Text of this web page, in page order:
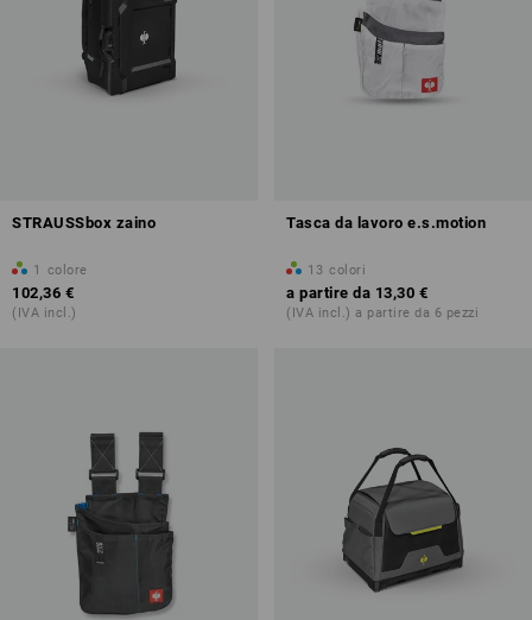
STRAUSSbox zaino
1 colore
102,36 €
(IVA incl.)
Tasca da lavoro e.s.motion
13 colori
a partire da 13,30 €
(IVA incl.) a partire da 6 pezzi